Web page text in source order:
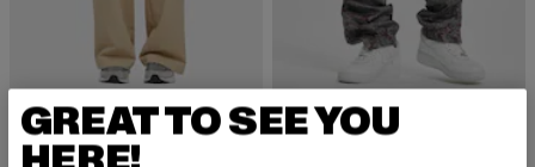
URBAN CLASSICS
Ultra Wide Pleat-Front
22,00 EUR
Derzeitiger Preis: 22,00 EUR
54,99 EUR
URBAN CLASSICS
Camo
GREAT TO SEE YOU